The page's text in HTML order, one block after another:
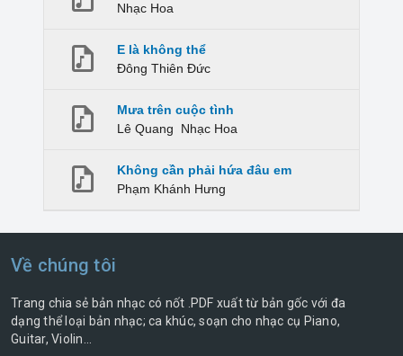
Nhạc Hoa
E là không thể
Đông Thiên Đức
Mưa trên cuộc tình
Lê Quang
Nhạc Hoa
Không cần phải hứa đâu em
Phạm Khánh Hưng
Về chúng tôi
Trang chia sẻ bản nhạc có nốt .PDF xuất từ bản gốc với đa
dạng thể loại bản nhạc; ca khúc, soạn cho nhạc cụ Piano,
Guitar, Violin...